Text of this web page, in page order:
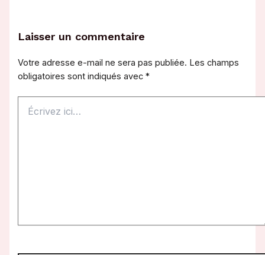
Laisser un commentaire
Votre adresse e-mail ne sera pas publiée. Les champs
obligatoires sont indiqués avec*
ici…